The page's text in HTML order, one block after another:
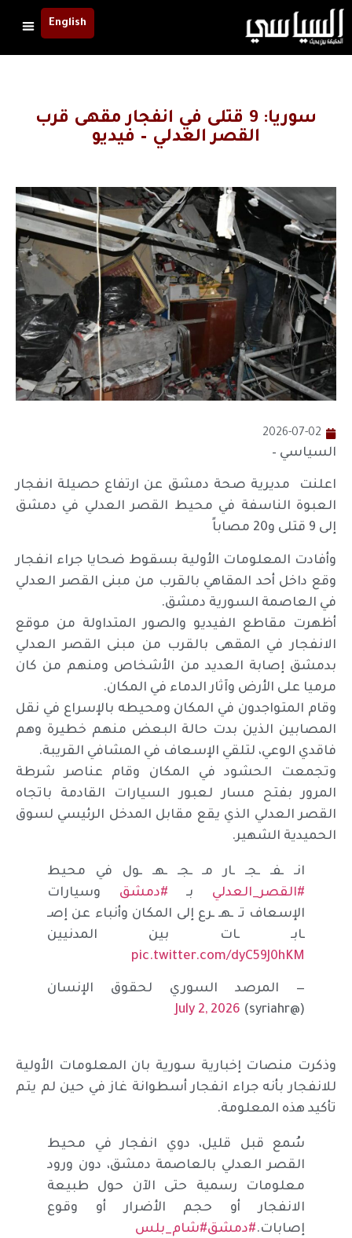
English
سوريا: 9 قتلى في انفجار مقهى قرب
القصر العدلي – فيديو
2026-07-02
السياسي –
اعلنت مديرية صحة دمشق عن ارتفاع حصيلة انفجار
العبوة الناسفة في محيط القصر العدلي في دمشق
إلى 9 قتلى و20 مصاباً
وأفادت المعلومات الأولية بسقوط ضحايا جراء انفجار
وقع داخل أحد المقاهي بالقرب من مبنى القصر العدلي
في العاصمة السورية دمشق.
أظهرت مقاطع الفيديو والصور المتداولة من موقع
الانفجار في المقهى بالقرب من مبنى القصر العدلي
بدمشق إصابة العديد من الأشخاص ومنهم من كان
مرميا على الأرض وآثار الدماء في المكان.
وقام المتواجدون في المكان ومحيطه بالإسراع في نقل
المصابين الذين بدت حالة البعض منهم خطيرة وهم
فاقدي الوعي، لتلقي الإسعاف في المشافي القريبة.
وتجمعت الحشود في المكان وقام عناصر شرطة
المرور بفتح مسار لعبور السيارات القادمة باتجاه
القصر العدلي الذي يقع مقابل المدخل الرئيسي لسوق
الحميدية الشهير.
انـ ـفـ ـجـ ـار مـ ـجـ ـهـ ـول في محيط
#القصر_العدلي بـ #دمشق وسيارات
الإسعاف تـ ـهـ ـرع إلى المكان وأنباء عن إصـ
ـابـ ـات بين المدنيين
pic.twitter.com/dyC59J0hKM
— المرصد السوري لحقوق الإنسان
(@syriahr)
July 2, 2026
وذكرت منصات إخبارية سورية بان المعلومات الأولية
للانفجار بأنه جراء انفجار أسطوانة غاز في حين لم يتم
تأكيد هذه المعلومة.
سُمع قبل قليل، دوي انفجار في محيط
القصر العدلي بالعاصمة دمشق، دون ورود
معلومات رسمية حتى الآن حول طبيعة
الانفجار أو حجم الأضرار أو وقوع
إصابات.#دمشق#شام_بلس